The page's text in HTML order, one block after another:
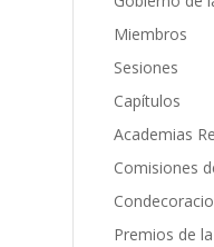
Miembros
Sesiones
Capítulos
Academias
Comisiones
Premios de